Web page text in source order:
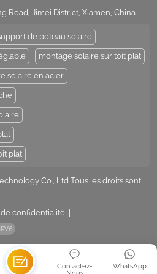
Road, Jimei District, Xiamen, China
de poteau solaire
montage solaire sur toit plat
solaire en acier
plat
Co., Ltd Tous les droits sont
confidentialité
WhatsApp
Contactez-